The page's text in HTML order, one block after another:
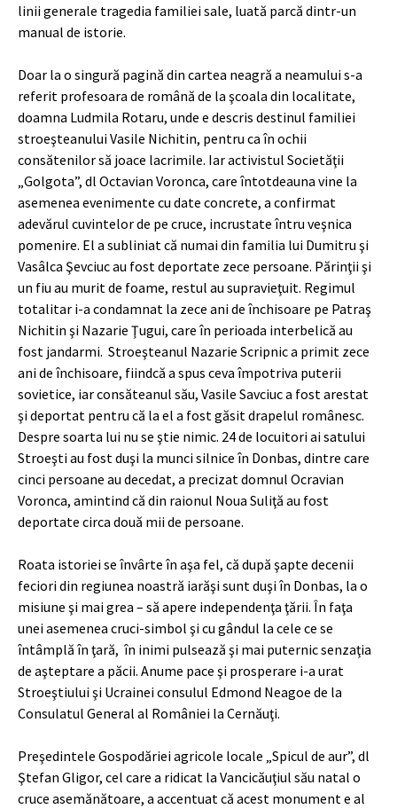
linii generale tragedia familiei sale, luată parcă dintr-un
manual de istorie.
Doar la o singură pagină din cartea neagră a neamului s-a
referit profesoara de română de la şcoala din localitate,
doamna Ludmila Rotaru, unde e descris destinul familiei
stroeşteanului Vasile Nichitin, pentru ca în ochii
consătenilor să joace lacrimile. Iar activistul Societăţii
„Golgota”, dl Octavian Voronca, care întotdeauna vine la
asemenea evenimente cu date concrete, a confirmat
adevărul cuvintelor de pe cruce, incrustate întru veşnica
pomenire. El a subliniat că numai din familia lui Dumitru şi
Vasâlca Şevciuc au fost deportate zece persoane. Părinţii şi
un fiu au murit de foame, restul au supravieţuit. Regimul
totalitar i-a condamnat la zece ani de închisoare pe Patraş
Nichitin şi Nazarie Ţugui, care în perioada interbelică au
fost jandarmi. Stroeşteanul Nazarie Scripnic a primit zece
ani de închisoare, fiindcă a spus ceva împotriva puterii
sovietice, iar consăteanul său, Vasile Savciuc a fost arestat
şi deportat pentru că la el a fost găsit drapelul românesc.
Despre soarta lui nu se ştie nimic. 24 de locuitori ai satului
Stroeşti au fost duşi la munci silnice în Donbas, dintre care
cinci persoane au decedat, a precizat domnul Ocravian
Voronca, amintind că din raionul Noua Suliţă au fost
deportate circa două mii de persoane.
Roata istoriei se învârte în aşa fel, că după şapte decenii
feciori din regiunea noastră iarăşi sunt duşi în Donbas, la o
misiune şi mai grea – să apere independenţa ţării. În faţa
unei asemenea cruci-simbol şi cu gândul la cele ce se
întâmplă în ţară, în inimi pulsează şi mai puternic senzaţia
de aşteptare a păcii. Anume pace şi prosperare i-a urat
Stroeştiului şi Ucrainei consulul Edmond Neagoe de la
Consulatul General al României la Cernăuţi.
Preşedintele Gospodăriei agricole locale „Spicul de aur”, dl
Ştefan Gligor, cel care a ridicat la Vancicăuţiul său natal o
cruce asemănătoare, a accentuat că acest monument e al